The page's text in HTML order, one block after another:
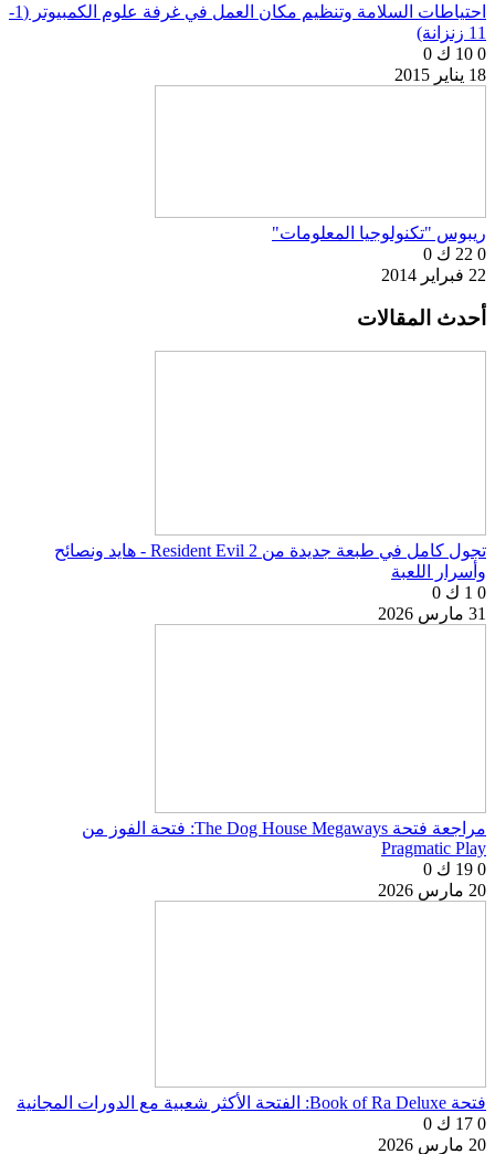
احتياطات السلامة وتنظيم مكان العمل في غرفة علوم الكمبيوتر (1-
11 زنزانة)
0 10 ك
0
18 يناير 2015
ريبوس "تكنولوجيا المعلومات"
0 22 ك
0
22 فبراير 2014
أحدث المقالات
تجول كامل في طبعة جديدة من Resident Evil 2 - هايد ونصائح
وأسرار اللعبة
0 1 ك
0
31 مارس 2026
مراجعة فتحة The Dog House Megaways: فتحة الفوز من
Pragmatic Play
0 19 ك
0
20 مارس 2026
فتحة Book of Ra Deluxe: الفتحة الأكثر شعبية مع الدورات المجانية
0 17 ك
0
20 مارس 2026